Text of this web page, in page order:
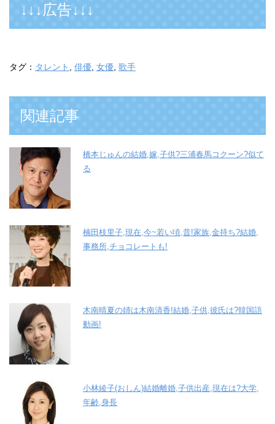
↓↓↓広告↓↓↓
タグ： タレント 俳優 女優 歌手
関連記事
橋本じゅんの結婚,嫁,子供?三浦春馬コクーン?似て
る
楠田枝里子,現在,今~若い頃,昔!家族,金持ち?結婚,
事務所,チョコレートも!
木南晴夏の姉は木南清香!結婚,子供,彼氏は?韓国語
動画!
小林綾子(おしん)結婚離婚,子供出産,現在は?大学,
年齢,身長